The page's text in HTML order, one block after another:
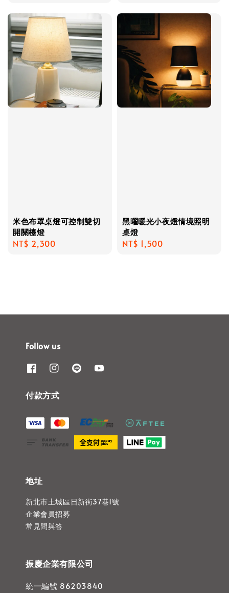
米色布罩桌燈可控制雙切
開關檯燈
Regular
NT$ 2,300
黑曜暖光小夜燈情境照明
桌燈
Regular
NT$ 1,500
Follow us
付款方式
地址
新北市土城區日新街37巷1號
企業會員招募
常見問與答
振慶企業有限公司
統一編號 86203840